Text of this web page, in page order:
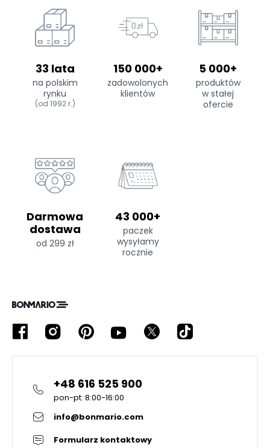
33 lata
na polskim
rynku
(od 1992 r.)
150 000+
zadowolonych
klientów
5 000+
produktów
w stałej
ofercie
Darmowa
dostawa
od 299 zł
43 000+
paczek
wysyłamy
rocznie
+48 616 525 900
pon-pt: 8:00-16:00
info@bonmario.com
Formularz kontaktowy